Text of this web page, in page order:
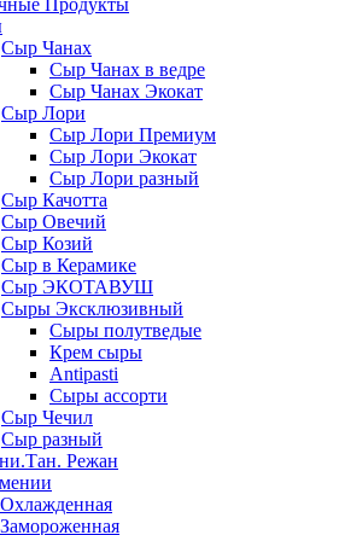
Продукты
Сыр Чанах
Сыр Чанах в ведре
Сыр Чанах Экокат
Сыр Лори
Сыр Лори Премиум
Сыр Лори Экокат
Сыр Лори разный
Сыр Качотта
Сыр Овечий
Сыр Козий
Сыр в Керамике
Сыр ЭКОТАВУШ
Сыры Эксклюзивный
Сыры полутведые
Крем сыры
Antipasti
Сыры ассорти
Сыр Чечил
Сыр разный
Режан